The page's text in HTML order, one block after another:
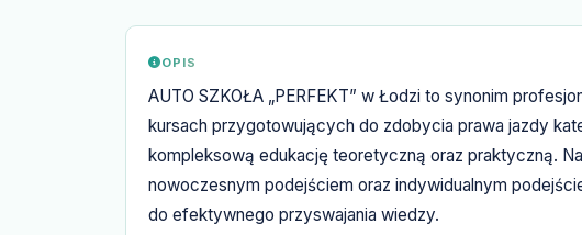
OPIS
AUTO SZKOŁA „PERFEKT” w Łodzi to synonim
kursach przygotowujących do zdobycia prawa jazdy
kompleksową edukację teoretyczną oraz praktyczną.
nowoczesnym podejściem oraz indywidualnym
do efektywnego przyswajania wiedzy.